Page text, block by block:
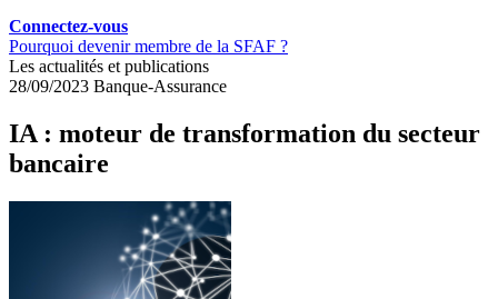
Connectez-vous
Pourquoi devenir membre de la SFAF ?
Les actualités et publications
28/09/2023 Banque-Assurance
IA : moteur de transformation du secteur
bancaire